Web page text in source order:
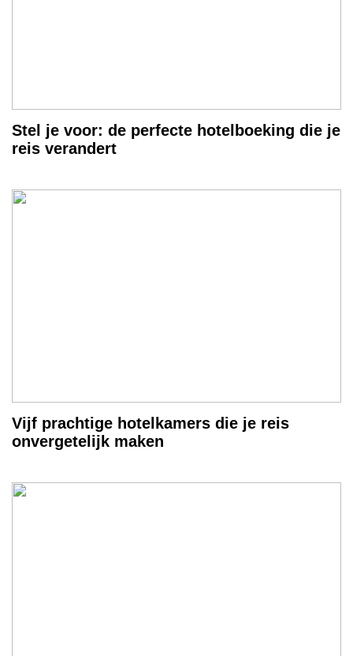
Stel je voor: de perfecte hotelboeking die je
reis verandert
Vijf prachtige hotelkamers die je reis
onvergetelijk maken